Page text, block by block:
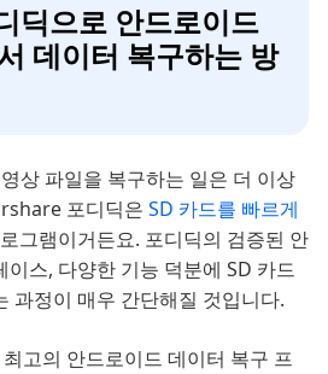
딕으로 안드로이드
데이터 복구하는 방
상 파일을 복구하는 일은 더 이상
포디딕은 SD 카드를 빠르게
그램이거든요. 포디딕의 검증된 안
스, 다양한 기능 덕분에 SD 카드
과정이 매우 간단해질 것입니다.
최고의 안드로이드 데이터 복구 프